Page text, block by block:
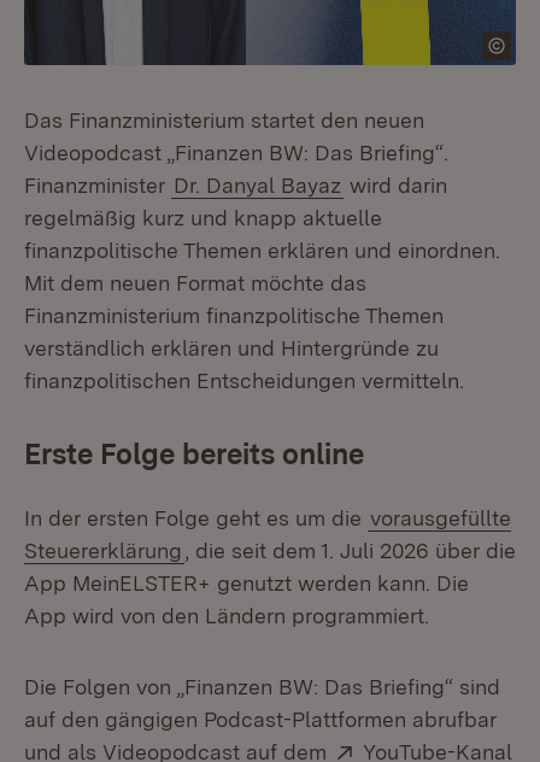
Das Finanzministerium startet den neuen
Videopodcast „Finanzen BW: Das Briefing“.
Finanzminister Dr. Danyal Bayaz wird darin
regelmäßig kurz und knapp aktuelle
finanzpolitische Themen erklären und einordnen.
Mit dem neuen Format möchte das
Finanzministerium finanzpolitische Themen
verständlich erklären und Hintergründe zu
finanzpolitischen Entscheidungen vermitteln.
Erste Folge bereits online
In der ersten Folge geht es um die vorausgefüllte
Steuererklärung
, die seit dem 1. Juli 2026 über die
App MeinELSTER+ genutzt werden kann. Die
App wird von den Ländern programmiert.
Die Folgen von „Finanzen BW: Das Briefing“ sind
auf den gängigen Podcast-Plattformen abrufbar
und als Videopodcast auf dem
Extern:
YouTube-Kanal